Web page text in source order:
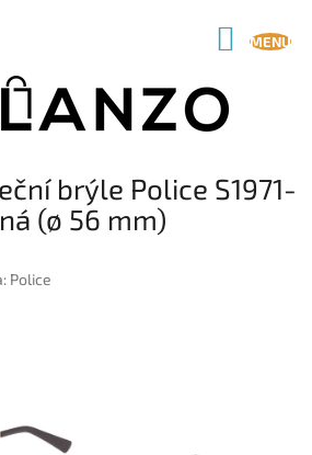
brýle Police S1971-
(ø 56 mm)
Police